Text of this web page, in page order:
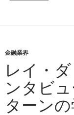
金融業界
レイ・
ンタビ
ターン